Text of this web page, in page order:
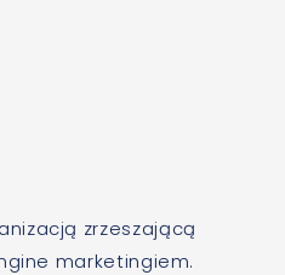
zrzeszającą
marketingiem.